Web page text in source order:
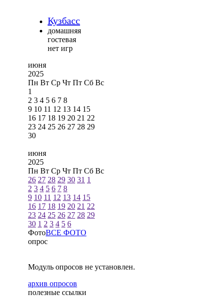
Кузбасс
домашняя
гостевая
нет игр
июня
2025
Пн Вт Ср Чт Пт Сб Вс
1
2 3 4 5 6 7 8
9 10 11 12 13 14 15
16 17 18 19 20 21 22
23 24 25 26 27 28 29
30
июня
2025
Пн Вт Ср Чт Пт Сб Вс
26 27 28 29 30 31 1
2 3 4 5 6 7 8
9 10 11 12 13 14 15
16 17 18 19 20 21 22
23 24 25 26 27 28 29
30 1 2 3 4 5 6
ФотоВСЕ ФОТО
опрос
Модуль опросов не установлен.
архив опросов
полезные ссылки